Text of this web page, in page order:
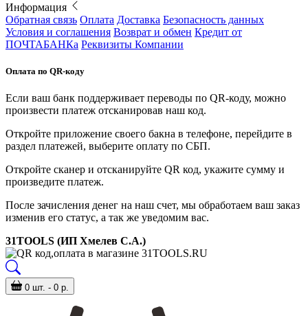
Информация
Обратная связь Оплата Доставка Безопасность данных
Условия и соглашения Возврат и обмен Кредит от
ПОЧТАБАНКа Реквизиты Компании
Оплата по QR-коду
Если ваш банк поддерживает переводы по QR-коду, можно
произвести платеж отсканировав наш код.
Откройте приложение своего бакна в телефоне, перейдите в
раздел платежей, выберите оплату по СБП.
Откройте сканер и отсканируйте QR код, укажите сумму и
произведите платеж.
После зачисления денег на наш счет, мы обработаем ваш заказ
изменив его статус, а так же уведомим вас.
31TOOLS (ИП Хмелев С.А.)
0 шт. - 0 р.